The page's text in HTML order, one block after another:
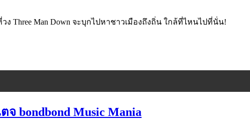
ง Three Man Down จะบุกไปหาชาวเมืองถึงถิ่น ใกล้ที่ไหนไปที่นั่น!
bondbond Music Mania